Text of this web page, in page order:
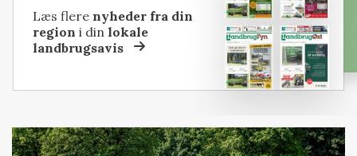
Læs flere nyheder fra din
region i dinlokale
landbrugsavis